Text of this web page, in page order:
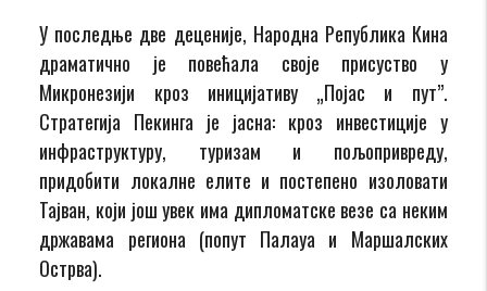
У последње две деценије, Народна Република Кина
драматично је повећала своје присуство у
Микронезији кроз иницијативу „Појас и пут”.
Стратегија Пекинга је јасна: кроз инвестиције у
инфраструктуру, туризам и пољопривреду,
придобити локалне елите и постепено изоловати
Тајван, који још увек има дипломатске везе са неким
државама региона (попут Палауа и Маршалских
Острва).